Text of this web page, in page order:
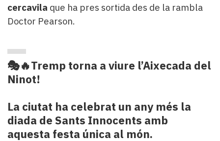
cercavila que ha pres sortida des de la rambla
Doctor Pearson.
🎭🔥Tremp torna a viure l’Aixecada del
Ninot!
La ciutat ha celebrat un any més la
diada de Sants Innocents amb
aquesta festa única al món.